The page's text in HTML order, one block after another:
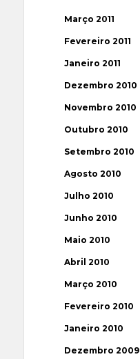
Março 2011
Fevereiro 2011
Janeiro 2011
Dezembro 2010
Novembro 2010
Outubro 2010
Setembro 2010
Agosto 2010
Julho 2010
Junho 2010
Maio 2010
Abril 2010
Março 2010
Fevereiro 2010
Janeiro 2010
Dezembro 2009